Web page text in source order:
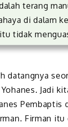
terang
di dalam
tidak
datangnya
Jadi
Pembaptis
Firman itu